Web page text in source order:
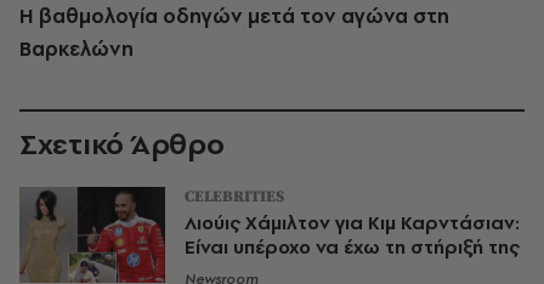
Η βαθμολογία οδηγών μετά τον αγώνα στη
Βαρκελώνη
Σχετικό Άρθρο
CELEBRITIES
Λιούις Χάμιλτον για Κιμ Καρντάσιαν:
Είναι υπέροχο να έχω τη στήριξή της
Newsroom